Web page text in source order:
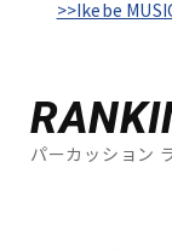
>>Ikebe
パーカッション